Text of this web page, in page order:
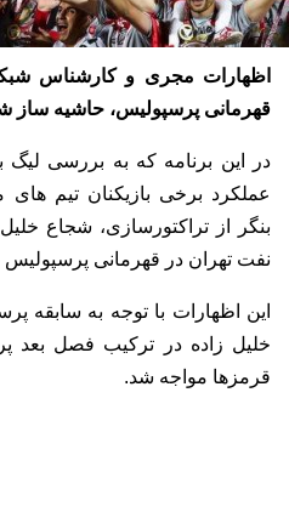
اظهارات مجری و کارشناس شبکه
قهرمانی پرسپولیس، حاشیه ساز
در این برنامه که به بررسی
عملکرد برخی بازیکنان تیم
بنگر از تراکتورسازی، شجاع
نفت تهران در قهرمانی پرسپولیس
این اظهارات با توجه به سابقه
خلیل زاده در ترکیب فصل بعد
قرمزها مواجه شد.